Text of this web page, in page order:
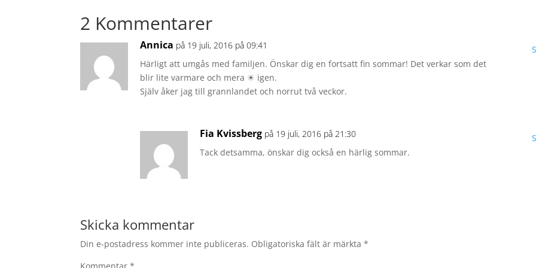
2 Kommentarer
Annica på 19 juli, 2016 på 09:41
Härligt att umgås med familjen. Önskar dig en fortsatt fin sommar! Det verkar som det
blir lite varmare och mera ☀ igen.
Själv åker jag till grannlandet och norrut två veckor.
Fia Kvissberg på 19 juli, 2016 på 21:30
Tack detsamma, önskar dig också en härlig sommar.
Skicka kommentar
Din e-postadress kommer inte publiceras. Obligatoriska fält är märkta*